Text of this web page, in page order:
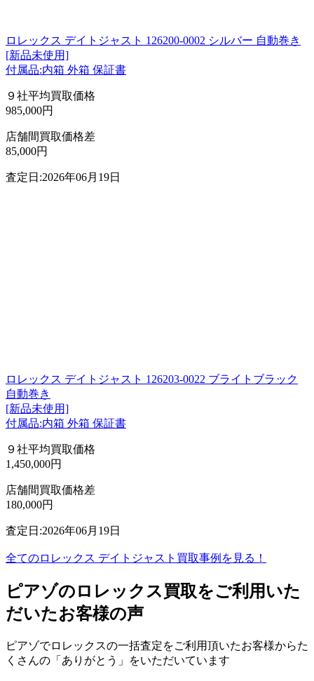
ロレックス デイトジャスト 126200-0002 シルバー 自動巻き
[新品未使用]
付属品:内箱 外箱 保証書
９社平均買取価格
985,000円
店舗間買取価格差
85,000円
査定日:2026年06月19日
ロレックス デイトジャスト 126203-0022 ブライトブラック
自動巻き
[新品未使用]
付属品:内箱 外箱 保証書
９社平均買取価格
1,450,000円
店舗間買取価格差
180,000円
査定日:2026年06月19日
全てのロレックス デイトジャスト買取事例を見る！
ピアゾのロレックス買取をご利用いた
だいたお客様の声
ピアゾでロレックスの一括査定をご利用頂いたお客様からた
くさんの「ありがとう」をいただいています